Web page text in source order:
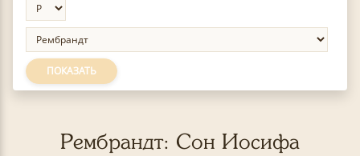
ПОКАЗАТЬ
Рембрандт: Сон Иосифа